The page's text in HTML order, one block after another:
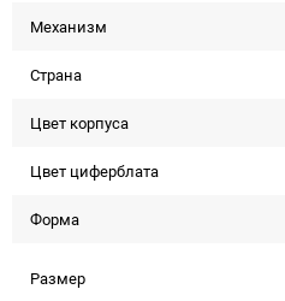
Механизм
Страна
Цвет корпуса
Цвет циферблата
Форма
Размер